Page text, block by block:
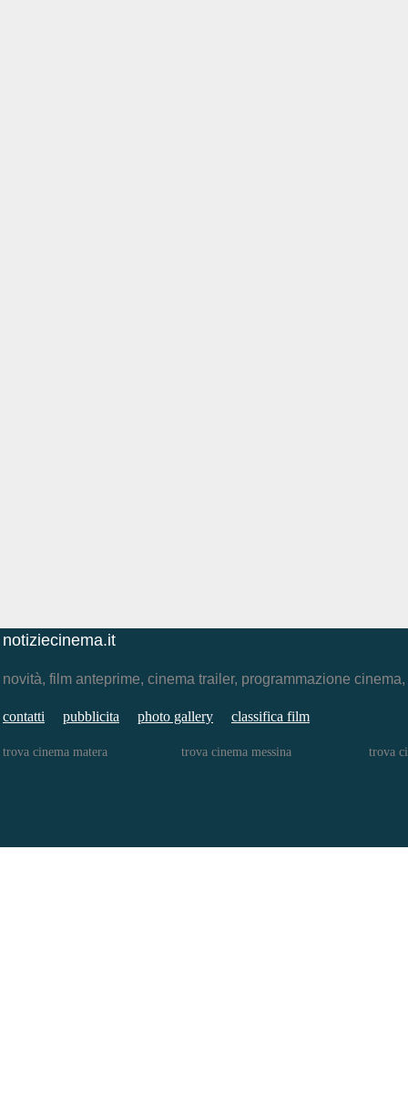
notiziecinema.it
novità, film anteprime, cinema trailer, programmazione
contatti pubblicita photo gallery classifica film
trova cinema matera trova cinema messina trova